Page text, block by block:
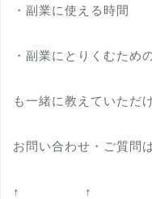
・副業に使える時間
・副業にとりくむため
も一緒に教えていただ
お問い合わせ・ご質問
↑ ↑